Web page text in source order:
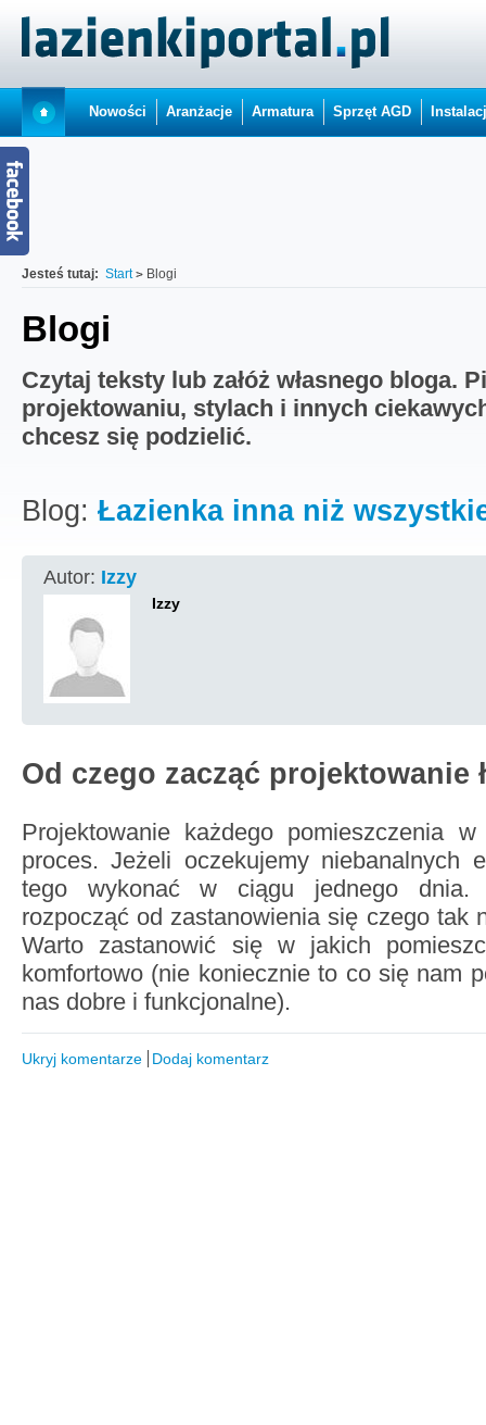
Nowości Aranżacje Armatura Sprzęt AGD
Jesteś tutaj: Start Blogi
Blogi
Czytaj teksty lub załóż własnego bloga.
projektowaniu, stylach i innych
chcesz się podzielić.
Blog: Łazienka inna niż
Autor: Izzy
Izzy
Od czego zacząć projektowanie
Projektowanie każdego pomieszczenia w
proces. Jeżeli oczekujemy niebanalnych
tego wykonać w ciągu jednego dnia.
rozpocząć od zastanowienia się czego tak
Warto zastanowić się w jakich
komfortowo (nie koniecznie to co się nam
nas dobre i funkcjonalne).
Ukryj komentarze Dodaj komentarz